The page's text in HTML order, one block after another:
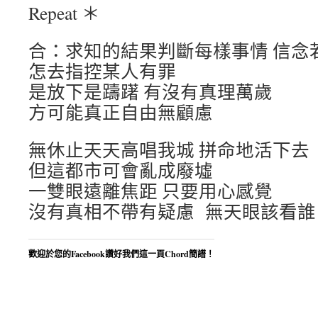
Repeat ＊
合：求知的結果判斷每樣事情 信念
怎去指控某人有罪
是放下是躊躇 有沒有真理萬歲
方可能真正自由無顧慮
無休止天天高唱我城 拼命地活下去
但這都市可會亂成廢墟
一雙眼遠離焦距 只要用心感覺
沒有真相不帶有疑慮 無天眼該看誰
歡迎於您的Facebook讚好我們這一頁Chord簡譜！